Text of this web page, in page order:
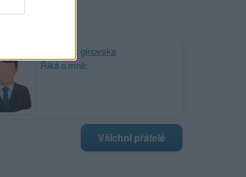
Kamarád:ginovska
Říká o mně:
Všichni přátelé